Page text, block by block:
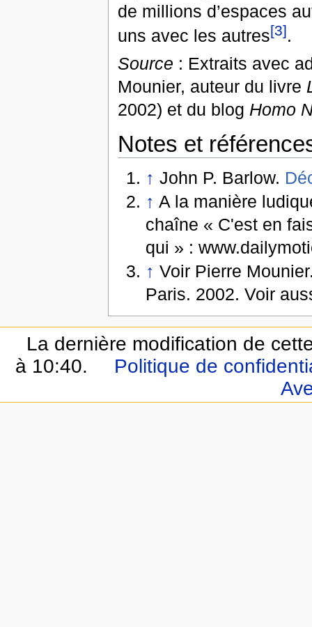
de millions d’espaces
uns avec les autres[3].
Source : Extraits avec
Mounier, auteur du livre
2002) et du blog Homo
Notes et
↑ John P. Barlow.
↑ A la manière
chaîne « C'est en
qui » :
↑ Voir Pierre
Paris. 2002. Voir
La dernière modification de
à 10:40.
Politique de